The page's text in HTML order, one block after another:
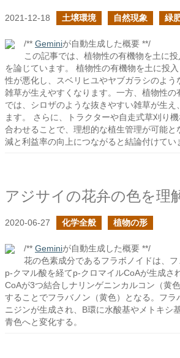
2021-12-18 土壌環境 自然現象 緑
/** Geminiが自動生成した概要 **/
この記事では、植物性の有機物を土に
を論じています。 植物性の有機物を土に投
性が悪化し、スベリヒユやヤブガラシのよう
雑草が生えやすくなります。一方、植物性の
では、シロザのような抜きやすい雑草が生え
ます。 さらに、トラクターや自走式草刈り
合わせることで、理想的な植生管理が可能と
減と利益率の向上につながると結論付けてい
2020-06-27 化学全般 植物の形
/** Geminiが自動生成した概要 **/
花の色素成分であるフラボノイドは、
p-クマル酸を経てp-クロマイルCoAが生成さ
CoAが3つ結合しナリンゲニンカルコン（黄
することでフラバノン（黄色）となる。フラ
ニジンが生成され、B環に水酸基やメトキシ
青色へと変化する。